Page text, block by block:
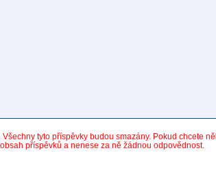
tyto příspěvky budou smazány. Pokud chcete
příspěvků a nenese za ně žádnou odpovědnost.